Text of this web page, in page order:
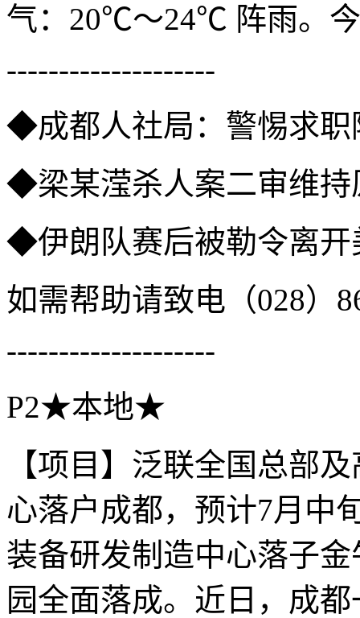
气：20℃～24℃ 阵雨。
--------------------
◆成都人社局：警惕求职
◆梁某滢杀人案二审维持
◆伊朗队赛后被勒令离开
如需帮助请致电（028）
--------------------
P2★本地★
【项目】泛联全国总部
心落户成都，预计7月中
装备研发制造中心落子
园全面落成。近日，成